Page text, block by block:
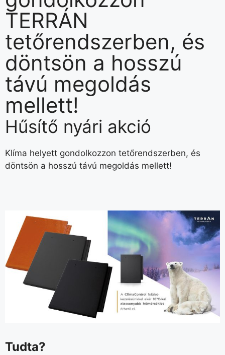
TERRÁN
tetőrendszerben, és
döntsön a hosszú
távú megoldás
mellett!
Hűsítő nyári akció
Klíma helyett gondolkozzon tetőrendszerben, és
döntsön a hosszú távú megoldás mellett!
Tudta?